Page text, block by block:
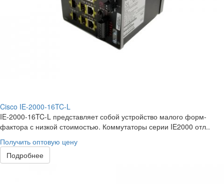
Cisco IE-2000-16TC-L
IE-2000-16TC-L представляет собой устройство малого форм-
фактора с низкой стоимостью. Коммутаторы серии IE2000 отл..
Получить оптовую цену
Подробнее